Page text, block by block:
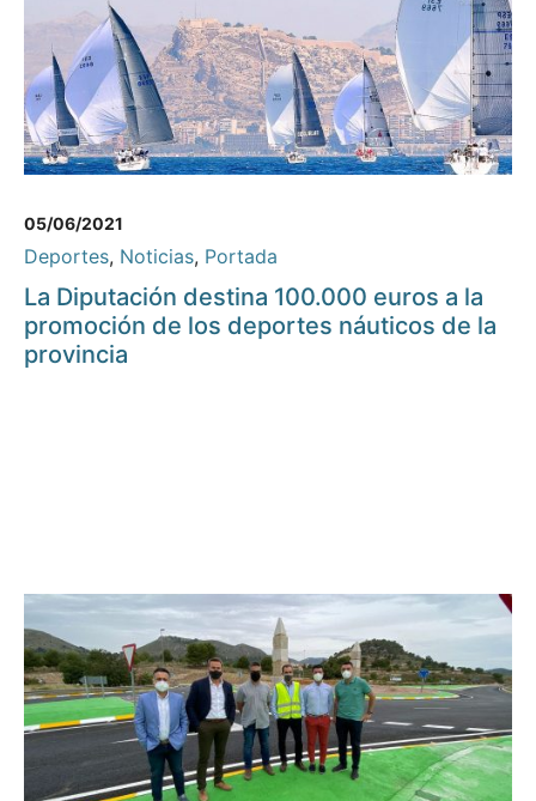
05/06/2021
Deportes, Noticias, Portada
La Diputación destina 100.000 euros a la
promoción de los deportes náuticos de la
provincia